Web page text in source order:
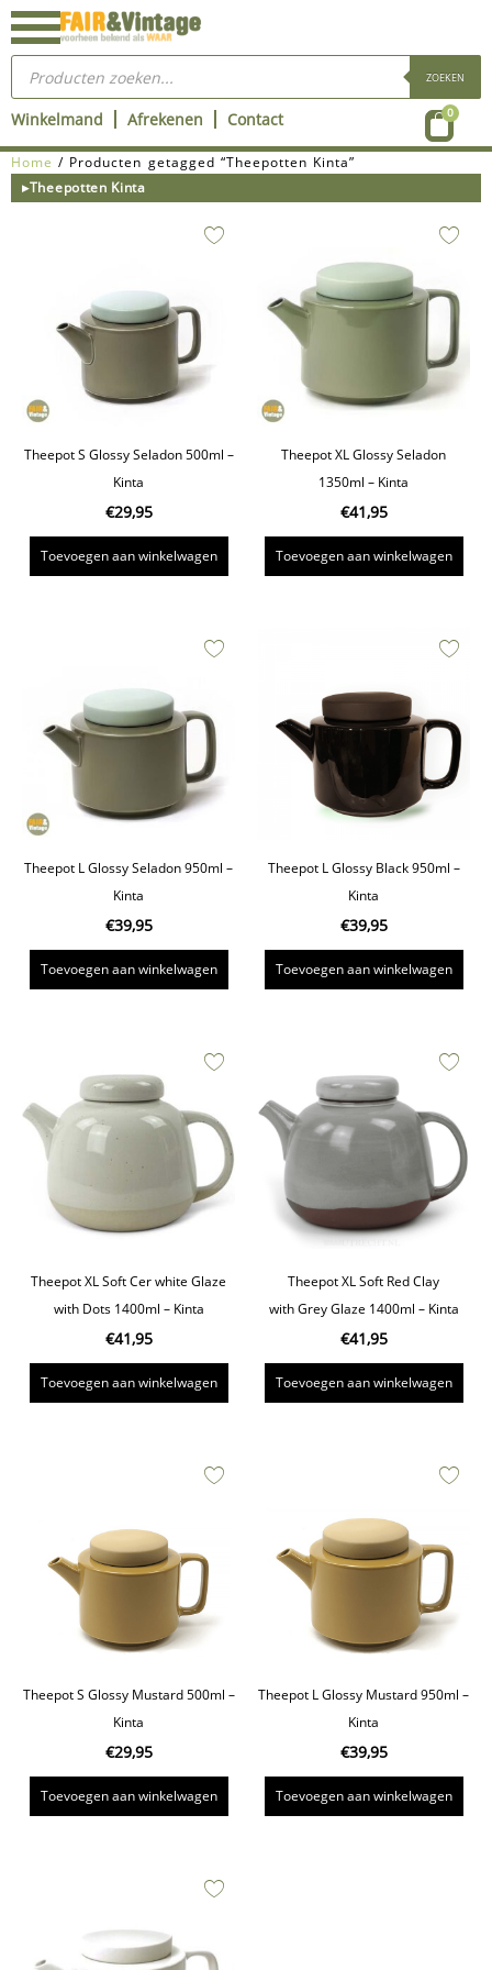
Ga
naar
inhoud
Producten
zoeken ZOEKEN
Winkelmand Afrekenen Contact 0
Home / Producten getagged “Theepotten Kinta”
▸Theepotten Kinta
Theepot S Glossy Seladon 500ml –
Kinta
€29,95
Toevoegen aan winkelwagen
Theepot XL Glossy Seladon
1350ml – Kinta
€41,95
Toevoegen aan winkelwagen
Theepot L Glossy Seladon 950ml –
Kinta
€39,95
Toevoegen aan winkelwagen
Theepot L Glossy Black 950ml –
Kinta
€39,95
Toevoegen aan winkelwagen
Theepot XL Soft Cer white Glaze
with Dots 1400ml – Kinta
€41,95
Toevoegen aan winkelwagen
Theepot XL Soft Red Clay
with Grey Glaze 1400ml – Kinta
€41,95
Toevoegen aan winkelwagen
Theepot S Glossy Mustard 500ml –
Kinta
€29,95
Toevoegen aan winkelwagen
Theepot L Glossy Mustard 950ml –
Kinta
€39,95
Toevoegen aan winkelwagen